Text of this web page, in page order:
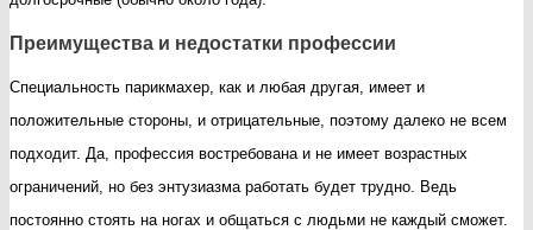
Преимущества и недостатки профессии
Специальность парикмахер, как и любая другая, имеет и
положительные стороны, и отрицательные, поэтому далеко не всем
подходит. Да, профессия востребована и не имеет возрастных
ограничений, но без энтузиазма работать будет трудно. Ведь
постоянно стоять на ногах и общаться с людьми не каждый сможет.